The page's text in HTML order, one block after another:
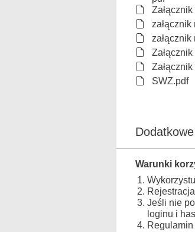
załącznik
SWZ.pdf
Warunki
Jeśli nie
loginu i